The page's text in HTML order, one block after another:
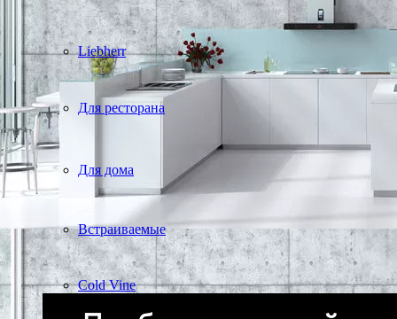
Liebherr
Для ресторана
Для дома
Встраиваемые
Cold Vine